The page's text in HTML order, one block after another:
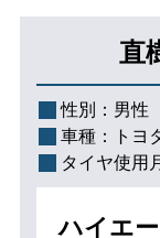
直
性別： 男性
車種：
トヨ
タイヤ使用
ハイエ